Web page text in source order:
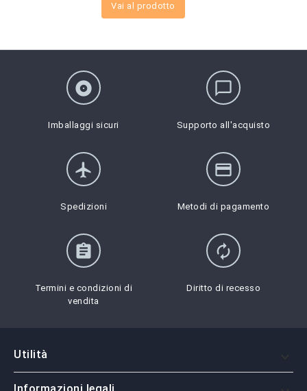
Vai al prodotto
album
Imballaggi sicuri
chat_bubble_outline
Supporto all'acquisto
flight
Spedizioni
credit_card
Metodi di pagamento
assignment
Termini e condizioni di
vendita
autorenew
Diritto di recesso
Utilità